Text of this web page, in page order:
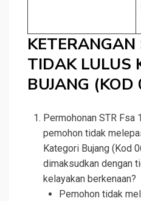
TIDAK LULUS
BUJANG (KOD
Permohonan STR Fsa
pemohon tidak
Kategori Bujang (Kod
dimaksudkan dengan
kelayakan berkenaan?
Pemohon tidak